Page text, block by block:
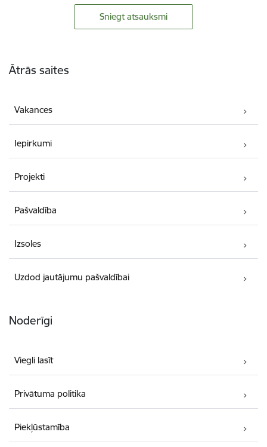
Sniegt atsauksmi
Ātrās saites
Vakances
Iepirkumi
Projekti
Pašvaldība
Izsoles
Uzdod jautājumu pašvaldībai
Noderīgi
Viegli lasīt
Privātuma politika
Piekļūstamība